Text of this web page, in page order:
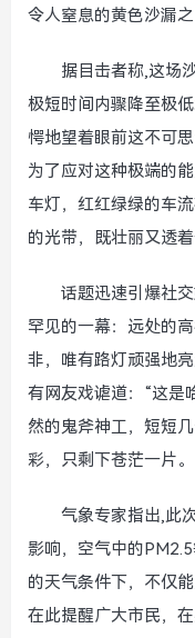
令人窒息的黄色沙漏
据目击者称,这场
极短时间内骤降至极
愕地望着眼前这不可
为了应对这种极端的
车灯，红红绿绿的车
的光带，既壮丽又透
话题迅速引爆社
罕见的一幕：远处的
非，唯有路灯顽强地
有网友戏谑道：“这是
然的鬼斧神工，短短
彩，只剩下苍茫一片。
气象专家指出,此
影响，空气中的
的天气条件下，不仅
在此提醒广大市民，